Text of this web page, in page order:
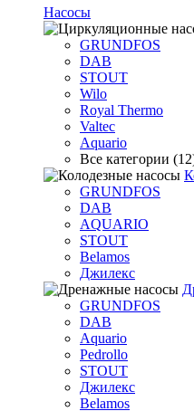
Насосы
GRUNDFOS
DAB
STOUT
Wilo
Royal Thermo
Valtec
Aquario
Все категории
GRUNDFOS
DAB
AQUARIO
STOUT
Belamos
Джилекс
GRUNDFOS
DAB
Aquario
Pedrollo
STOUT
Джилекс
Belamos